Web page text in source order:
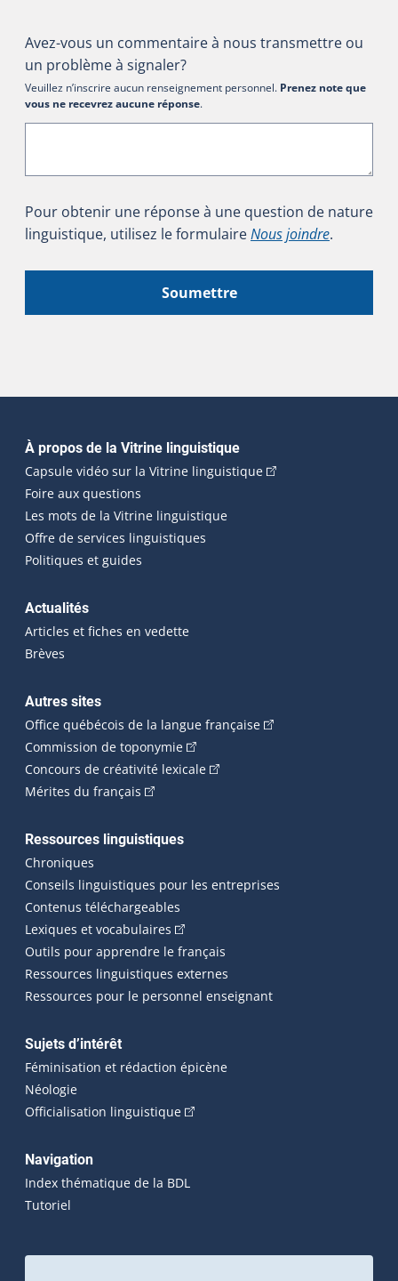
Avez-vous un commentaire à nous transmettre ou
un problème à signaler?
Veuillez n’inscrire aucun renseignement personnel. Prenez note que
vous ne recevrez aucune réponse.
Pour obtenir une réponse à une question de nature
linguistique, utilisez le formulaireNous joindre.
Soumettre
Navigation principale
À propos de la Vitrine linguistique
Capsule vidéo sur la Vitrine linguistique(Cet hyperlien
Foire aux questions
Les mots de la Vitrine linguistique
Offre de services linguistiques
Politiques et guides
Actualités
Articles et fiches en vedette
Brèves
Autres sites
Office québécois de la langue française(Cet hyperlien
Commission de toponymie(Cet hyperlien externe s'ouvrira
Concours de créativité lexicale(Cet hyperlien externe
Mérites du français (Cet hyperlien externe s'ouvrira dans une
Ressources linguistiques
Chroniques
Conseils linguistiques pour les entreprises
Contenus téléchargeables
Lexiques et vocabulaires (Cet hyperlien externe s'ouvrira
Outils pour apprendre le français
Ressources linguistiques externes
Ressources pour le personnel enseignant
Sujets d’intérêt
Féminisation et rédaction épicène
Néologie
Officialisation linguistique(Cet hyperlien externe s'ouvrira
Navigation
Index thématique de la BDL
Tutoriel